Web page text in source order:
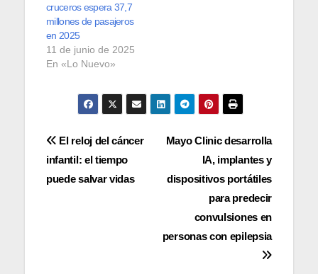
cruceros espera 37,7
millones de pasajeros
en 2025
11 de junio de 2025
En «Lo Nuevo»
Navegación
de
Mayo Clinic desarrolla
IA, implantes y
dispositivos portátiles
para predecir
convulsiones en
personas con epilepsia
El reloj del cáncer
infantil: el tiempo
puede salvar vidas